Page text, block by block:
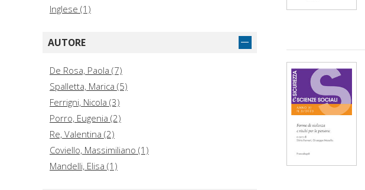
Inglese (1)
AUTORE
De Rosa, Paola (7)
Spalletta, Marica (5)
Ferrigni, Nicola (3)
Porro, Eugenia (2)
Re, Valentina (2)
Coviello, Massimiliano (1)
Mandelli, Elisa (1)